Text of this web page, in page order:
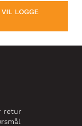
LOGGE
retur